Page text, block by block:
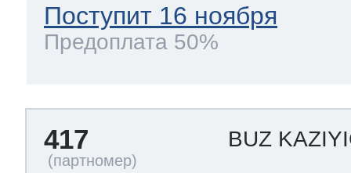
Поступит 16 ноября
Предоплата 50%
417 BUZ